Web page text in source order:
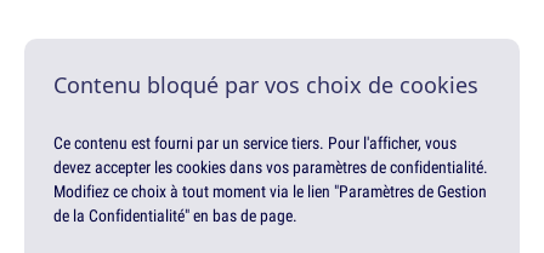
Contenu bloqué par vos choix de cookies
Ce contenu est fourni par un service tiers. Pour l'afficher, vous
devez accepter les cookies dans vos paramètres de confidentialité.
Modifiez ce choix à tout moment via le lien "Paramètres de Gestion
de la Confidentialité" en bas de page.